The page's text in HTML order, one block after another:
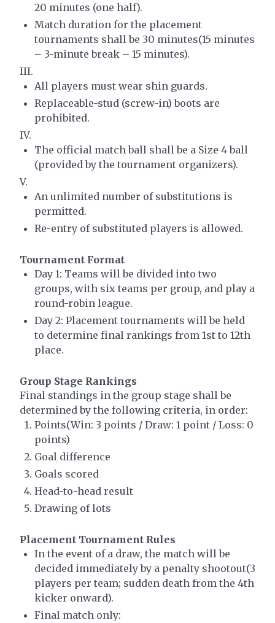
20 minutes (one half).
Match duration for the placement
tournaments shall be 30 minutes(15 minutes
– 3-minute break – 15 minutes).
III.
All players must wear shin guards.
Replaceable-stud (screw-in) boots are
prohibited.
IV.
The official match ball shall be a Size 4 ball
(provided by the tournament organizers).
V.
An unlimited number of substitutions is
permitted.
Re-entry of substituted players is allowed.
Tournament Format
Day 1: Teams will be divided into two
groups, with six teams per group, and play a
round-robin league.
Day 2: Placement tournaments will be held
to determine final rankings from 1st to 12th
place.
Group Stage Rankings
Final standings in the group stage shall be
determined by the following criteria, in order:
Points(Win: 3 points / Draw: 1 point / Loss: 0
points)
Goal difference
Goals scored
Head-to-head result
Drawing of lots
Placement Tournament Rules
In the event of a draw, the match will be
decided immediately by a penalty shootout(3
players per team; sudden death from the 4th
kicker onward).
Final match only: